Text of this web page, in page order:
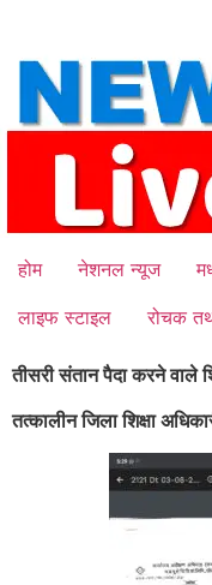
content
होम नेशनल न्यूज
लाइफ स्टाइल
रोचक
तीसरी संतान पैदा करने वाले
तत्कालीन जिला शिक्षा